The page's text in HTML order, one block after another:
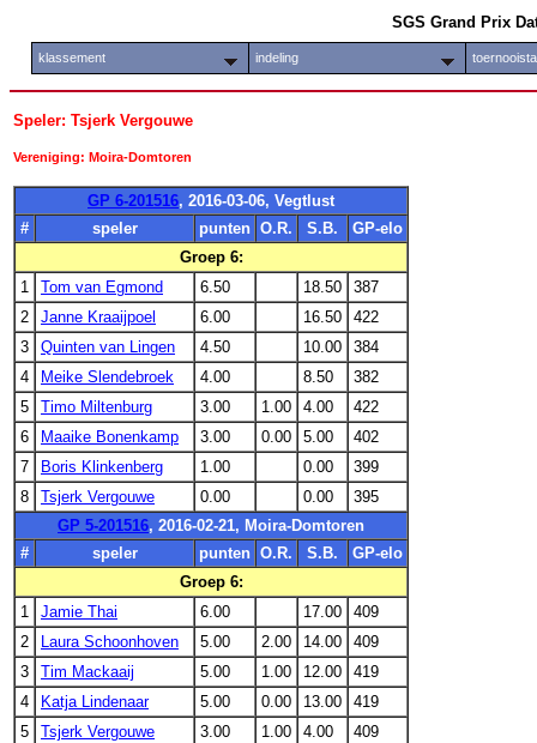
SGS Grand Prix
klassement indeling
Speler: Tsjerk Vergouwe
Vereniging: Moira-Domtoren
GP 6-201516, 2016-03-06, Vegtlust
#
speler punten O.R. S.B.
GP-elo
Groep 6:
1
Tom van Egmond 6.50 18.50
387
2
Janne Kraaijpoel 6.00 16.50
422
3
Quinten van Lingen 4.50 10.00
384
4
Meike Slendebroek 4.00 8.50
382
5
Timo Miltenburg 3.00 1.00 4.00
422
6
Maaike Bonenkamp 3.00 0.00 5.00
402
7
Boris Klinkenberg 1.00 0.00
399
8
Tsjerk Vergouwe 0.00 0.00
395
GP 5-201516, 2016-02-21, Moira-Domtoren
#
speler punten O.R. S.B.
GP-elo
Groep 6:
1
Jamie Thai 6.00 17.00
409
2
Laura Schoonhoven 5.00 2.00 14.00
409
3
Tim Mackaaij 5.00 1.00 12.00
419
4
Katja Lindenaar 5.00 0.00 13.00
419
5
Tsjerk Vergouwe 3.00 1.00 4.00
409